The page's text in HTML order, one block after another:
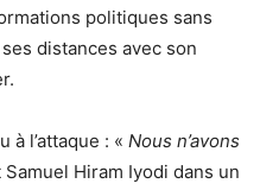
politiques sans
distances avec son
à l’attaque : « Nous n’avons
Samuel Hiram Iyodi dans un